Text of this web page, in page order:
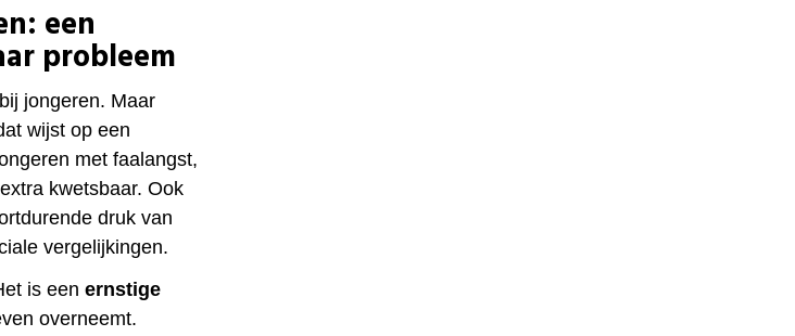
een
probleem
jongeren. Maar
wijst op een
met faalangst,
kwetsbaar. Ook
druk van
vergelijkingen.
is eenernstige
overneemt.